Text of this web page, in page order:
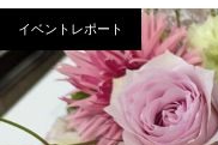
イベントレポート